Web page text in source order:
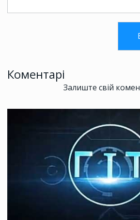
Коментарі
Залиште свій